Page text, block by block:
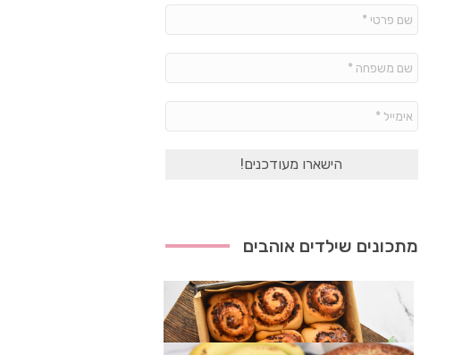
פרטי
משפחה
*
מתכונים שילדים אוהבים